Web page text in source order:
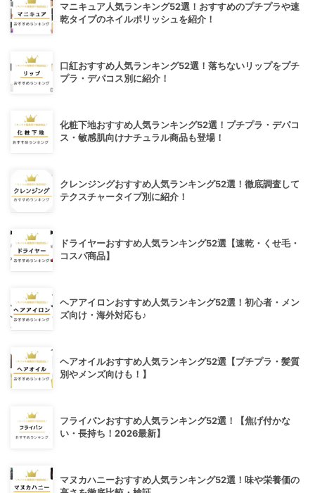
マニキュア人気ランキング52選！おすすめのプチプラや速
乾タイプのネイルポリッシュを紹介！
口紅おすすめ人気ランキング52選！落ちないリップをプチ
プラ・デパコス別に紹介！
化粧下地おすすめ人気ランキング52選！プチプラ・デパコ
ス・敏感肌向けナチュラル商品も登場！
クレンジングおすすめ人気ランキング52選！徹底調査して
テクスチャータイプ別に紹介！
ドライヤーおすすめ人気ランキング52選【速乾・くせ毛・
コスパ商品】
ヘアアイロンおすすめ人気ランキング52選！初心者・メン
ズ向け・海外対応も♪
ヘアオイルおすすめ人気ランキング52選【プチプラ・髪質
別やメンズ向けも！】
フライパンおすすめ人気ランキング52選！【焦げ付かな
い・長持ち！2026最新】
マヌカハニーおすすめ人気ランキング52選！味や栄養価の